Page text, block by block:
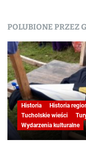
POLUBIONE PRZEZ
Historia Historia
STUDIO
Wydarzenia